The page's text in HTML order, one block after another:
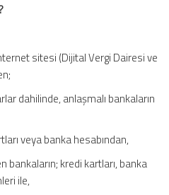
sitesi (Dijital Vergi Dairesi ve
dahilinde, anlaşmalı bankaların
veya banka hesabından,
bankaların; kredi kartları, banka
ile,